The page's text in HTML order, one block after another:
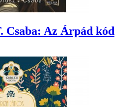
Csaba: Az Árpád kód